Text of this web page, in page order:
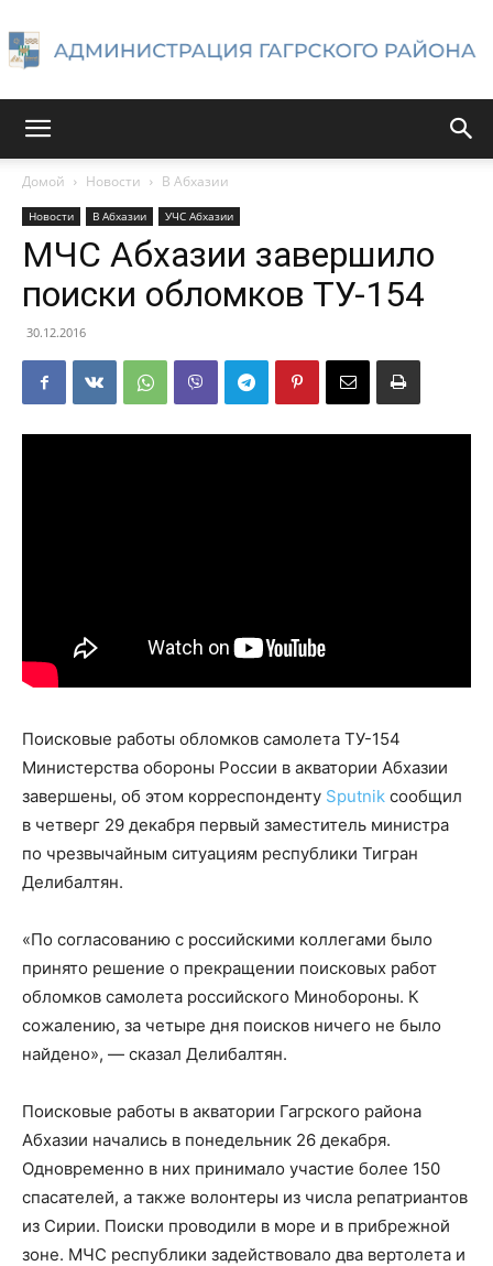
Домой Новости В Абхазии
Новости В Абхазии УЧС Абхазии
МЧС Абхазии завершило
поиски обломков ТУ-154
30.12.2016
Поисковые работы обломков самолета ТУ-154
Министерства обороны России в акватории Абхазии
завершены, об этом корреспонденту Sputnik сообщил
в четверг 29 декабря первый заместитель министра
по чрезвычайным ситуациям республики Тигран
Делибалтян.
«По согласованию с российскими коллегами было
принято решение о прекращении поисковых работ
обломков самолета российского Минобороны. К
сожалению, за четыре дня поисков ничего не было
найдено», — сказал Делибалтян.
Поисковые работы в акватории Гагрского района
Абхазии начались в понедельник 26 декабря.
Одновременно в них принимало участие более 150
спасателей, а также волонтеры из числа репатриантов
из Сирии. Поиски проводили в море и в прибрежной
зоне. МЧС республики задействовало два вертолета и